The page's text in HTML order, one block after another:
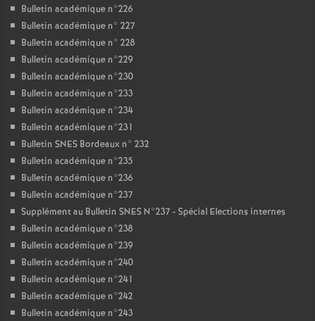
Bulletin académique n°226
Bulletin académique n° 227
Bulletin académique n° 228
Bulletin académique n°229
Bulletin académique n°230
Bulletin académique n°233
Bulletin académique n°234
Bulletin académique n°231
Bulletin SNES Bordeaux n° 232
Bulletin académique n°235
Bulletin académique n°236
Bulletin académique n°237
Supplément au Bulletin SNES N°237 - Spécial Elections internes
Bulletin académique n°238
Bulletin académique n°239
Bulletin académique n°240
Bulletin académique n°241
Bulletin académique n°242
Bulletin académique n°243